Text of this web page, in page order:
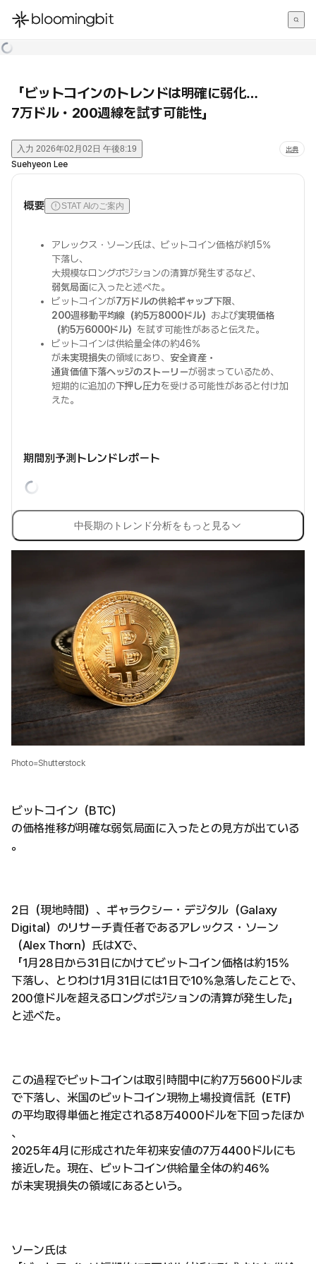
한국어
「ビットコインのトレンドは明確に弱化…
7万ドル・200週線を試す可能性」
入力 2026年02月02日 午後8:19 出典
Suehyeon Lee
概要 STAT AIのご案内
アレックス・ソーン氏は、ビットコイン価格が約15%
下落し、
大規模なロングポジションの清算が発生するなど、
弱気局面に入ったと述べた。
ビットコインが7万ドルの供給ギャップ下限、
200週移動平均線（約5万8000ドル） および実現価格
（約5万6000ドル）を試す可能性があると伝えた。
ビットコインは供給量全体の約46%
が未実現損失の領域にあり、 安全資産・
通貨価値下落ヘッジのストーリーが弱まっているため、
短期的に追加の下押し圧力を受ける可能性があると付け加
えた。
期間別予測トレンドレポート
中長期のトレンド分析をもっと見る
Photo=Shutterstock
ビットコイン（BTC）
の価格推移が明確な弱気局面に入ったとの見方が出ている
。
2日（現地時間）、ギャラクシー・デジタル（Galaxy
Digital）のリサーチ責任者であるアレックス・ソーン
（Alex Thorn）氏はXで、
「1月28日から31日にかけてビットコイン価格は約15%
下落し、とりわけ1月31日には1日で10%急落したことで、
200億ドルを超えるロングポジションの清算が発生した」
と述べた。
この過程でビットコインは取引時間中に約7万5600ドルま
で下落し、米国のビットコイン現物上場投資信託（ETF）
の平均取得単価と推定される8万4000ドルを下回ったほか
、
2025年4月に形成された年初来安値の7万4400ドルにも
接近した。現在、ビットコイン供給量全体の約46%
が未実現損失の領域にあるという。
ソーン氏は